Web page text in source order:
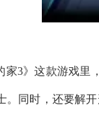
家3》这款游戏
。同时，还要解